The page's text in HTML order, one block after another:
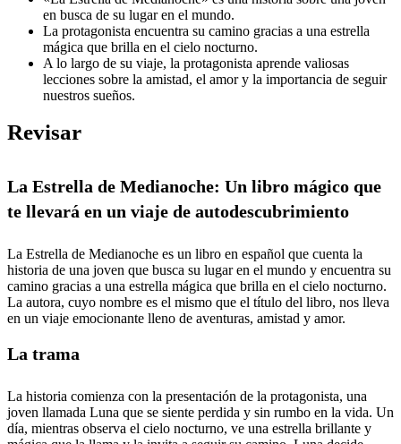
en busca de su lugar en el mundo.
La protagonista encuentra su camino gracias a una estrella
mágica que brilla en el cielo nocturno.
A lo largo de su viaje, la protagonista aprende valiosas
lecciones sobre la amistad, el amor y la importancia de seguir
nuestros sueños.
Revisar
La Estrella de Medianoche: Un libro mágico que
te llevará en un viaje de autodescubrimiento
La Estrella de Medianoche es un libro en español que cuenta la
historia de una joven que busca su lugar en el mundo y encuentra su
camino gracias a una estrella mágica que brilla en el cielo nocturno.
La autora, cuyo nombre es el mismo que el título del libro, nos lleva
en un viaje emocionante lleno de aventuras, amistad y amor.
La trama
La historia comienza con la presentación de la protagonista, una
joven llamada Luna que se siente perdida y sin rumbo en la vida. Un
día, mientras observa el cielo nocturno, ve una estrella brillante y